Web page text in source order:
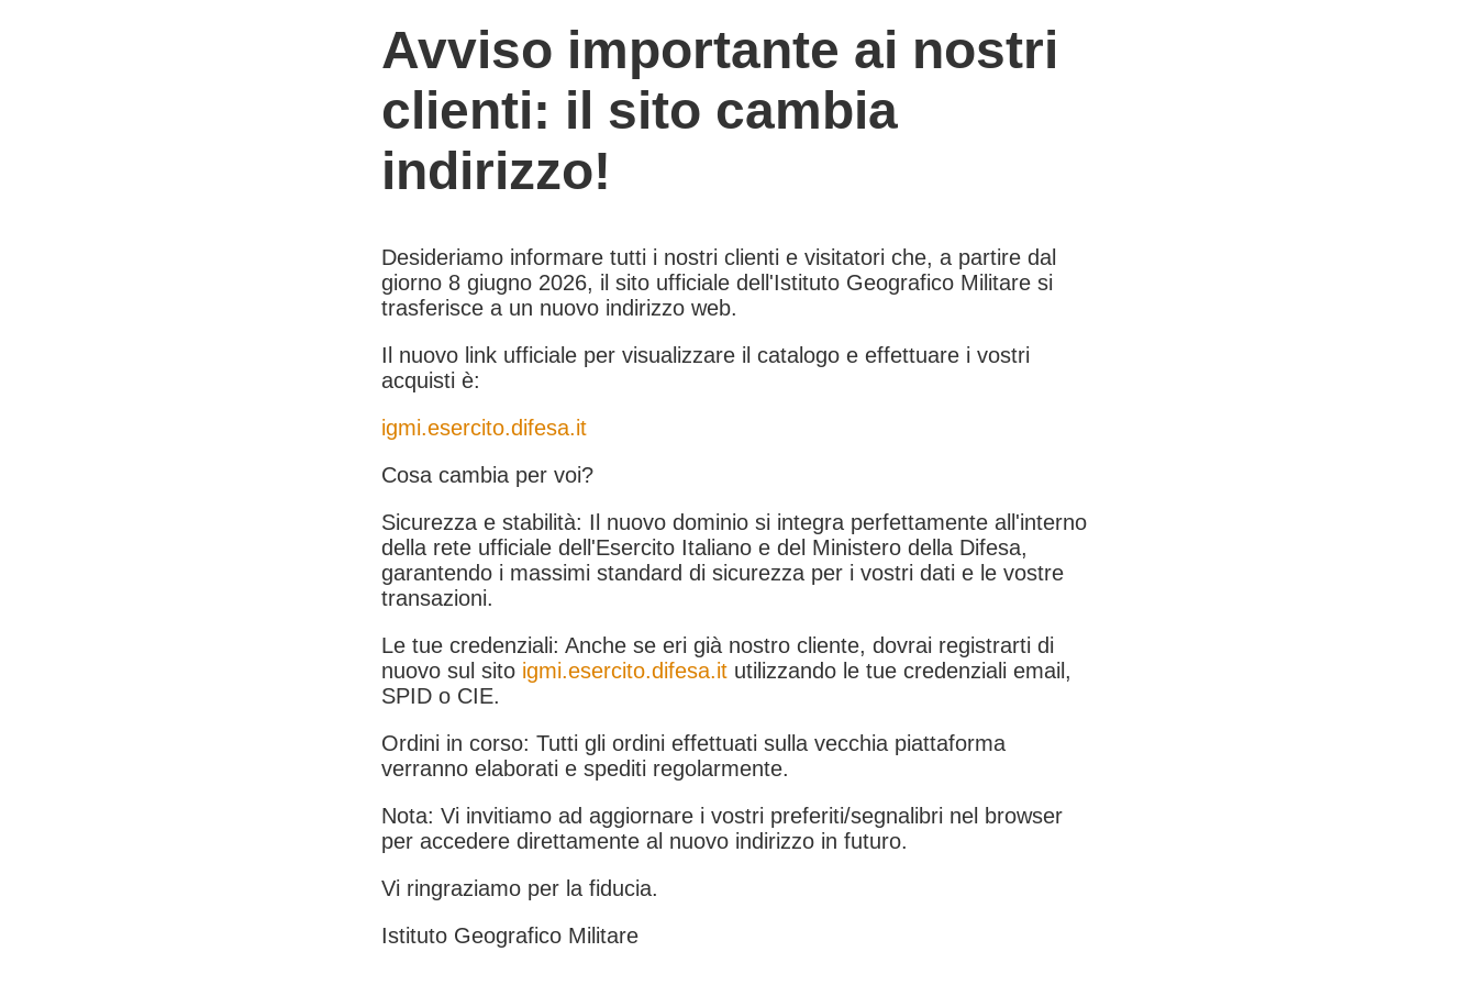
Avviso importante ai nostri
clienti: il sito cambia
indirizzo!
Desideriamo informare tutti i nostri clienti e visitatori che, a partire dal
giorno 8 giugno 2026, il sito ufficiale dell'Istituto Geografico Militare si
trasferisce a un nuovo indirizzo web.
Il nuovo link ufficiale per visualizzare il catalogo e effettuare i vostri
acquisti è:
igmi.esercito.difesa.it
Cosa cambia per voi?
Sicurezza e stabilità: Il nuovo dominio si integra perfettamente all'interno
della rete ufficiale dell'Esercito Italiano e del Ministero della Difesa,
garantendo i massimi standard di sicurezza per i vostri dati e le vostre
transazioni.
Le tue credenziali: Anche se eri già nostro cliente, dovrai registrarti di
nuovo sul sito igmi.esercito.difesa.it utilizzando le tue credenziali email,
SPID o CIE.
Ordini in corso: Tutti gli ordini effettuati sulla vecchia piattaforma
verranno elaborati e spediti regolarmente.
Nota: Vi invitiamo ad aggiornare i vostri preferiti/segnalibri nel browser
per accedere direttamente al nuovo indirizzo in futuro.
Vi ringraziamo per la fiducia.
Istituto Geografico Militare